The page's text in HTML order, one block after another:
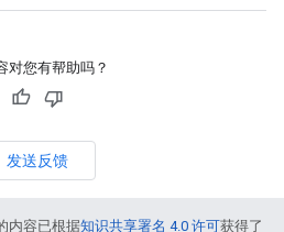
对您有帮助吗？
发送反馈
内容已根据知识共享署名 4.0 许可获得了